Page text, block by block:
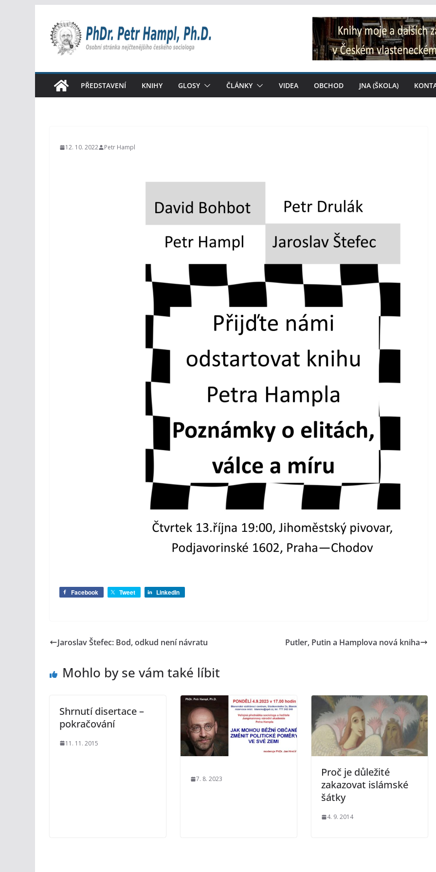
obsah
PŘEDSTAVENÍ KNIHY GLOSY ČLÁNKY VIDEA OBCHOD JNA (ŠKOLA)
12. 10. 2022 Petr Hampl
Facebook Tweet LinkedIn
Jaroslav Štefec: Bod, odkud není návratu Putler, Putin a Hamplova nová kniha
Mohlo by se vám také líbit
Shrnutí disertace –
pokračování
11. 11. 2015
7. 8. 2023
Proč je důležité
zakazovat islámské
šátky
4. 9. 2014